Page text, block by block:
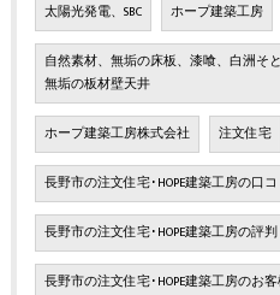
太陽光発電、SBC ホープ建築工房
自然素材、無垢の床板、漆喰、白洲そ
無垢の板材壁天井
ホープ建築工房株式会社 注文住宅
長野市の注文住宅･HOPE建築工房の口
長野市の注文住宅･HOPE建築工房の評判
長野市の注文住宅･HOPE建築工房のお